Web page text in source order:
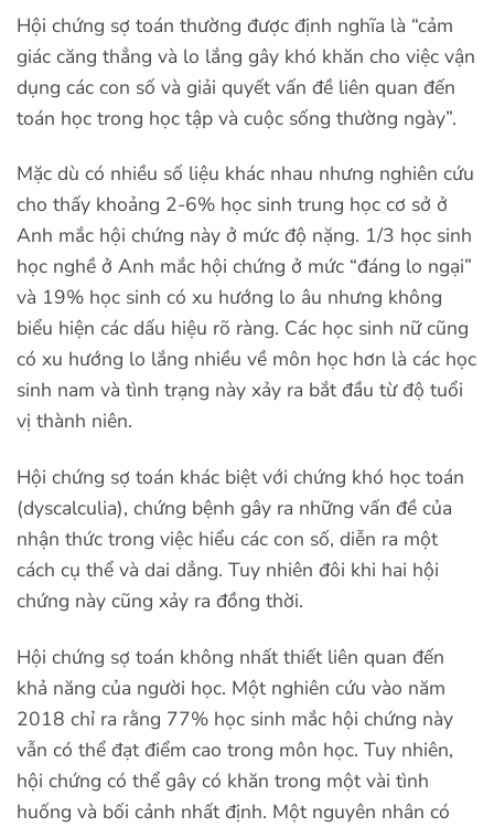
Hội chứng sợ toán thường được định nghĩa là “cảm
giác căng thẳng và lo lắng gây khó khăn cho việc vận
dụng các con số và giải quyết vấn đề liên quan đến
toán học trong học tập và cuộc sống thường ngày”.
Mặc dù có nhiều số liệu khác nhau nhưng nghiên cứu
cho thấy khoảng 2-6% học sinh trung học cơ sở ở
Anh mắc hội chứng này ở mức độ nặng. 1/3 học sinh
học nghề ở Anh mắc hội chứng ở mức “đáng lo ngại”
và 19% học sinh có xu hướng lo âu nhưng không
biểu hiện các dấu hiệu rõ ràng. Các học sinh nữ cũng
có xu hướng lo lắng nhiều về môn học hơn là các học
sinh nam và tình trạng này xảy ra bắt đầu từ độ tuổi
vị thành niên.
Hội chứng sợ toán khác biệt với chứng khó học toán
(dyscalculia), chứng bệnh gây ra những vấn đề của
nhận thức trong việc hiểu các con số, diễn ra một
cách cụ thể và dai dẳng. Tuy nhiên đôi khi hai hội
chứng này cũng xảy ra đồng thời.
Hội chứng sợ toán không nhất thiết liên quan đến
khả năng của người học. Một nghiên cứu vào năm
2018 chỉ ra rằng 77% học sinh mắc hội chứng này
vẫn có thể đạt điểm cao trong môn học. Tuy nhiên,
hội chứng có thể gây có khăn trong một vài tình
huống và bối cảnh nhất định. Một nguyên nhân có